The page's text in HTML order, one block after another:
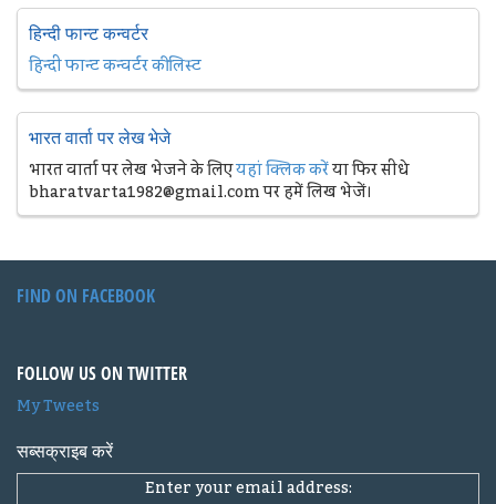
हिन्दी फान्ट कन्वर्टर
हिन्दी फान्ट कन्वर्टर की लिस्ट
भारत वार्ता पर लेख भेजे
भारत वार्ता पर लेख भेजने के लिएयहां क्लिक करेंया फिर सीधे
bharatvarta1982@gmail.com पर हमें लिख भेजें।
FIND ON FACEBOOK
FOLLOW US ON TWITTER
My Tweets
सब्सक्राइब करें
Enter your email address: